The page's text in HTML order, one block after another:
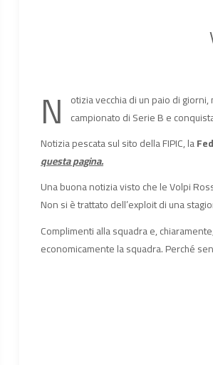
N otizia vecchia di un paio di
campionato di Serie B e
Notizia pescata sul sito della FIPIC, la
questa pagina.
Una buona notizia visto che le Volpi
Non si è trattato dell’exploit di una
Complimenti alla squadra e,
economicamente la squadra. Perché